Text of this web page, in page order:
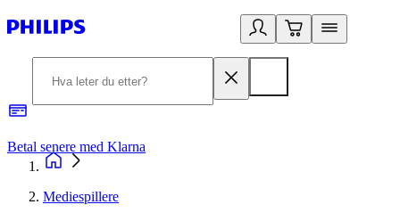
Betal senere med Klarna
Mediespillere